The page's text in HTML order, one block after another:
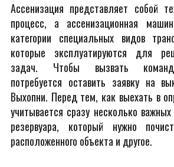
Ассенизация представляет собой
процесс, а ассенизационная
категории специальных видов
которые эксплуатируются для
задач. Чтобы вызвать
потребуется оставить заявку на
Выхопни. Перед тем, как выехать в
учитывается сразу несколько
резервуара, который нужно
расположенного объекта и другое.